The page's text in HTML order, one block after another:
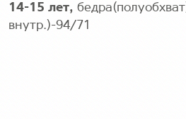
14-15 лет,
внутр.)-94/71